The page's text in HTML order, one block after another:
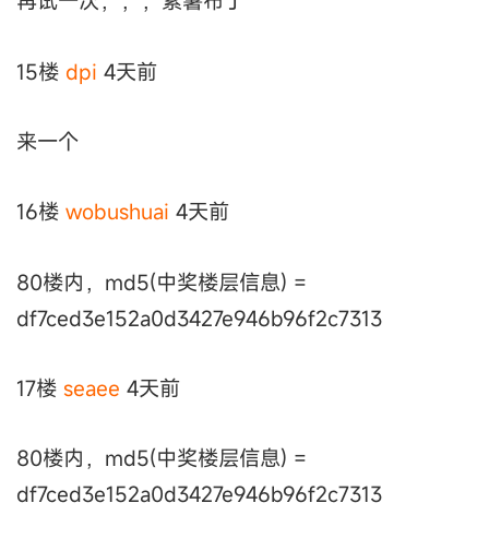
15楼 dpi 4天前
来一个
16楼 wobushuai 4天前
80楼内，md5(中奖楼层信息) =
df7ced3e152a0d3427e946b96f2c7313
17楼 seaee 4天前
80楼内，md5(中奖楼层信息) =
df7ced3e152a0d3427e946b96f2c7313